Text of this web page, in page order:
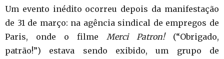
Um evento inédito ocorreu depois da manifestação
de 31 de março: na agência sindical de empregos de
Paris, onde o filme Merci Patron!(“Obrigado,
patrão!”) estava sendo exibido, um grupo de